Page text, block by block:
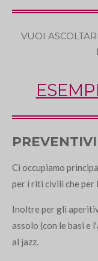
VUOI
Ci occupiamo
per i riti civili che per
Inoltre per gli
assolo (con le basi e
al jazz.